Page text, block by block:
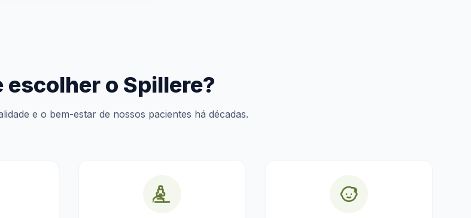
escolher o Spillere?
e o bem-estar de nossos pacientes há décadas.